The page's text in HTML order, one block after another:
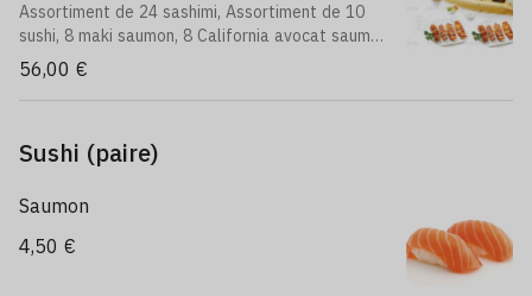
Assortiment de 24 sashimi, Assortiment de 10
sushi, 8 maki saumon, 8 California avocat saumon,
8 brochettes: 4 poulet, 2 beuf au fromage, 2
boulettes de poulet
56,00 €
Sushi (paire)
Saumon
4,50 €